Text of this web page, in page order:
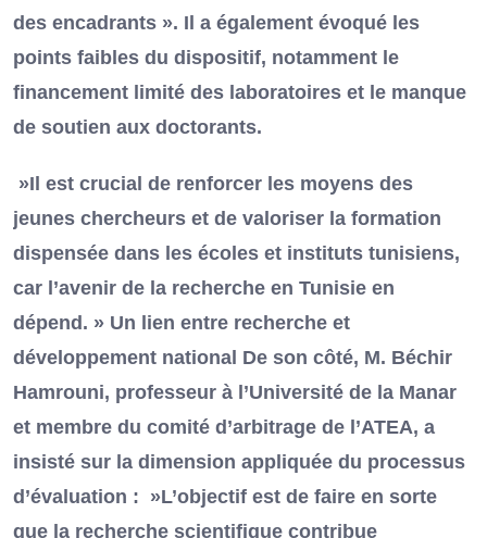
des encadrants ». Il a également évoqué les
points faibles du dispositif, notamment le
financement limité des laboratoires et le manque
de soutien aux doctorants.
»Il est crucial de renforcer les moyens des
jeunes chercheurs et de valoriser la formation
dispensée dans les écoles et instituts tunisiens,
car l’avenir de la recherche en Tunisie en
dépend. » Un lien entre recherche et
développement national De son côté, M. Béchir
Hamrouni, professeur à l’Université de la Manar
et membre du comité d’arbitrage de l’ATEA, a
insisté sur la dimension appliquée du processus
d’évaluation : »L’objectif est de faire en sorte
que la recherche scientifique contribue